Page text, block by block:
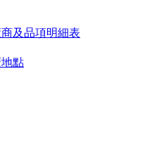
及品項明細表
點